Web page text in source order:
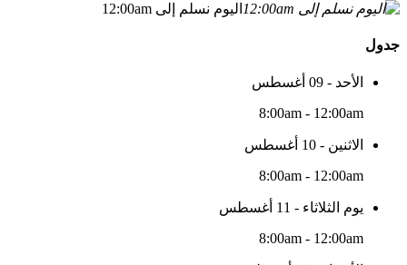
اليوم نسلم إلى 12:00am
جدول
الأحد - 09 أغسطس
8:00am - 12:00am
الاثنين - 10 أغسطس
8:00am - 12:00am
يوم الثلاثاء - 11 أغسطس
8:00am - 12:00am